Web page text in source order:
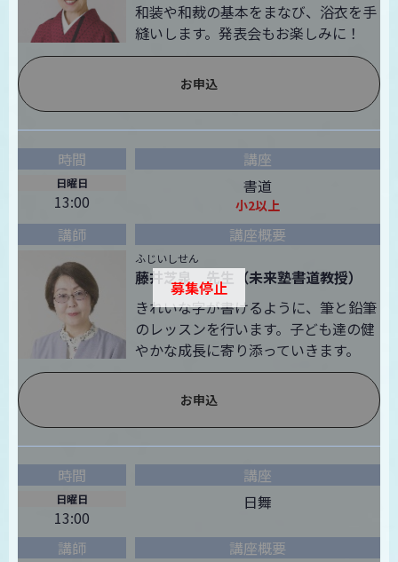
和装や和裁の基本をまなび、浴衣を手
縫いします。発表会もお楽しみに！
お申込
日曜日
13:00
書道
小2以上
ふじいしせん
藤井芝泉 先生（未来塾書道教授）
きれいな字が書けるように、筆と鉛筆
のレッスンを行います。子ども達の健
やかな成長に寄り添っていきます。
お申込
募集停止
日曜日
13:00
日舞